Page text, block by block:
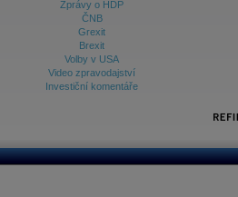
Zprávy o HDP
ČNB
Grexit
Brexit
Volby v USA
Video zpravodajství
Investiční komentáře